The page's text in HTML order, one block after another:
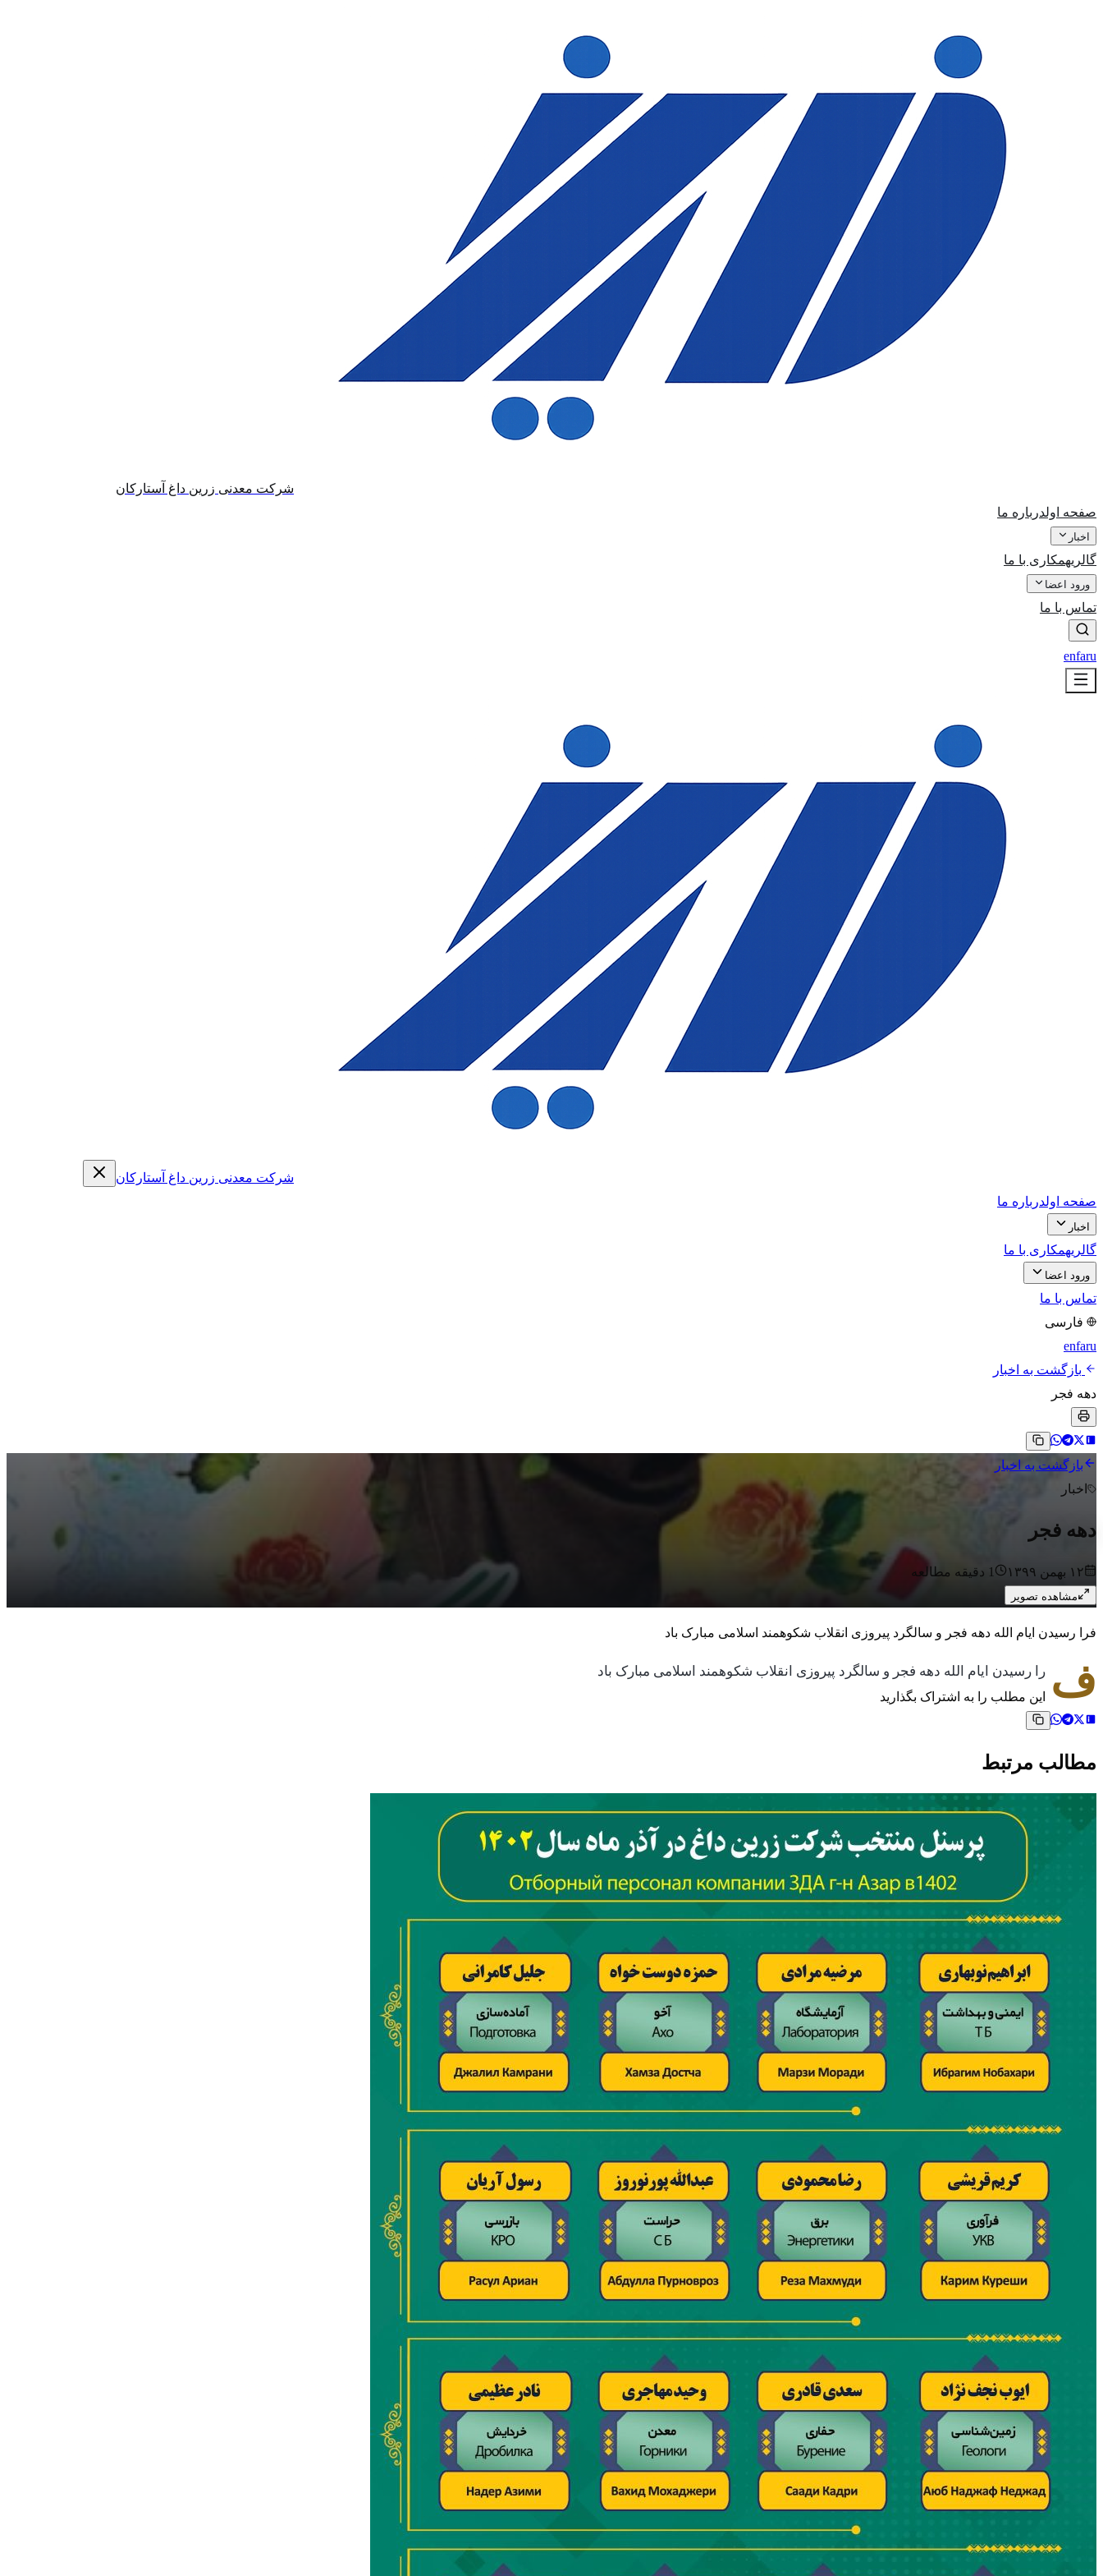
شرکت معدنی زرین داغ آستارکان
صفحه اولدرباره ما
اخبار
گالریهمکاری با ما
ورود اعضا
تماس با ما
enfaru
شرکت معدنی زرین داغ آستارکان
صفحه اولدرباره ما
اخبار
گالریهمکاری با ما
ورود اعضا
تماس با ما
فارسی
enfaru
بازگشت به اخبار
دهه فجر
بازگشت به اخبار
اخبار
دهه فجر
۱۲ بهمن ۱۳۹۹ 1 دقیقه مطالعه
مشاهده تصویر
فرا رسیدن ایام الله دهه فجر و سالگرد پیروزی انقلاب شکوهمند اسلامی مبارک باد
ف را رسیدن ایام الله دهه فجر و سالگرد پیروزی انقلاب شکوهمند اسلامی مبارک باد
این مطلب را به اشتراک بگذارید
مطالب مرتبط